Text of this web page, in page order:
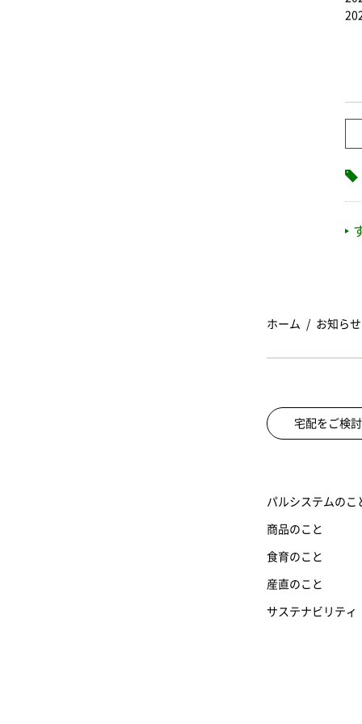
ホーム お知らせ
宅配をご検
パルシステムのこ
商品のこと
食育のこと
産直のこと
サステナビリティ